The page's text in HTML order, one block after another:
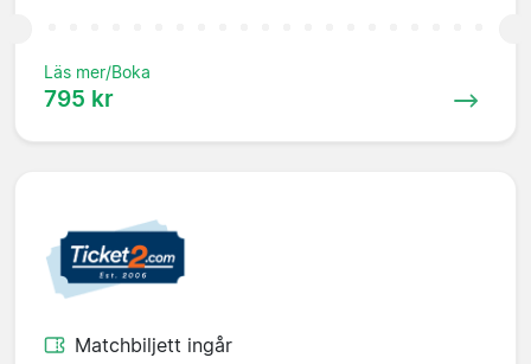
Läs mer/Boka
795 kr
Matchbiljett ingår